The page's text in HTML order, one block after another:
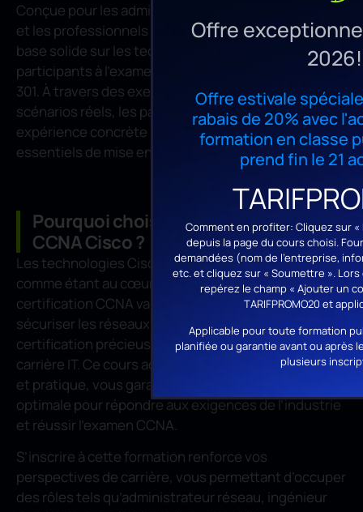
Conçue pour les administrateurs réseau en devenir
et les professionnels IT, cette formation fournit une
base solide sur les technologies Cisco et prépare les
participants à l’examen de certification CCNA 200-
301. À travers des exercices pratiques et des
scénarios réels, les participants acquièrent une
expérience concrète des outils et techniques
essentiels de mise en réseau.
Pourquoi choisir cette formation
CCNA Cisco ?
Les technologies Cisco sont largement reconnues
comme étant au cœur des réseaux d’entreprise. La
certification CCNA valide votre capacité à gérer et
sécuriser les réseaux Cisco, en faisant une
certification précieuse pour faire progresser votre
carrière IT. Ce cours adopte une approche interactive
et pratique, vous garantissant une préparation
optimale pour répondre aux exigences de l’industrie
et réussir l’examen CCNA.
S’inscrire à cette formation renforce vos
perspectives de carrière, vous permettant d’occuper
des rôles tels qu’administrateur réseau, ingénieur
Offre
2026!
Offre estivale
rabais de 20% avec
formation en classe
prend fin le 21
Comment en profiter: Cliquez sur «
depuis la page du cours choisi.
demandées (nom de l’entreprise,
etc. et cliquez sur « Soumettre ».
repérez le champ « Ajouter un
TARIFPROMO20 et
Applicable pour toute formation
planifiée ou garantie avant ou après
plusieurs